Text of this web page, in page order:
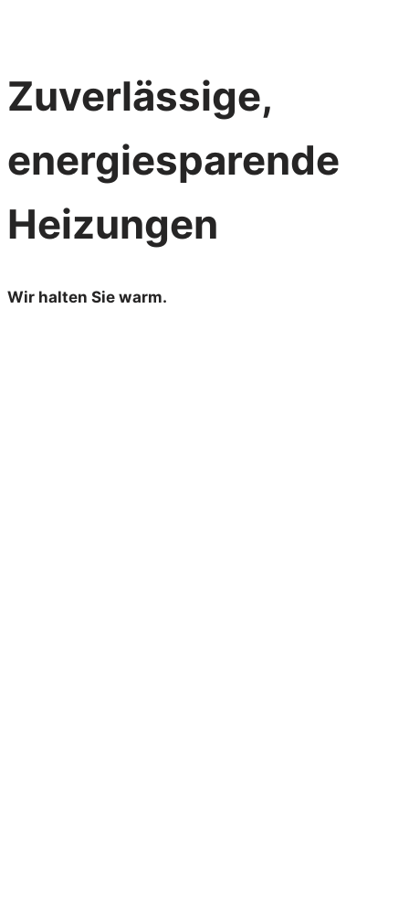
Zuverlässige,
energiesparende
Heizungen
Wir halten Sie warm.